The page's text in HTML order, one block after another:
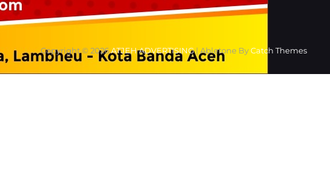
Copyright © 2026ATJEH ADVERTISING| Abletone ByCatch Themes